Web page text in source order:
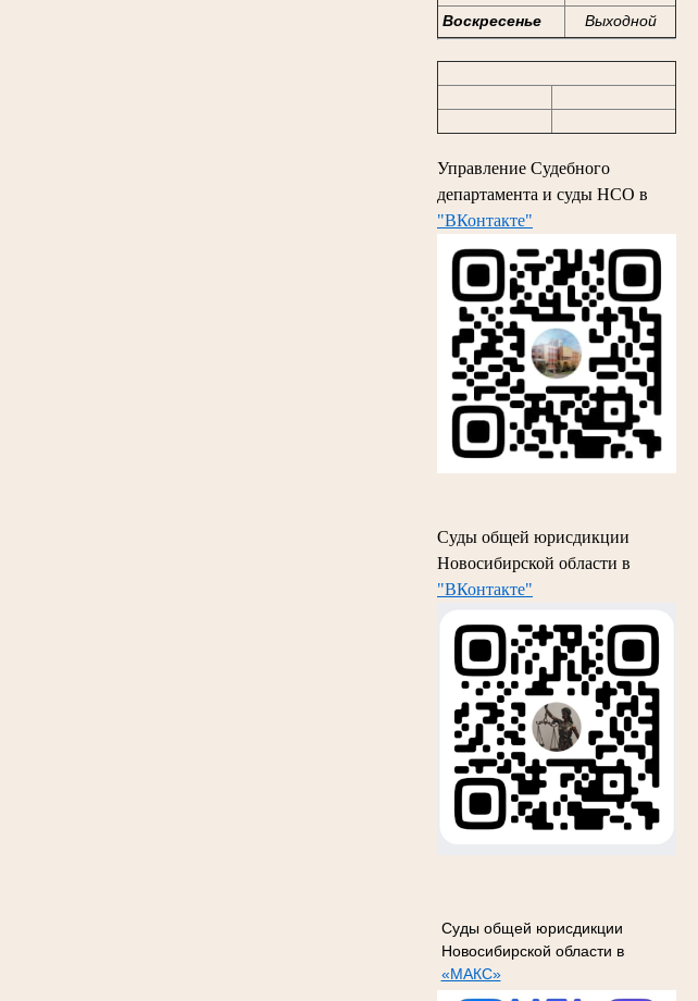
Воскресенье
Выходной
Управление Судебного
департамента и суды НСО в
"ВКонтакте"
Суды общей юрисдикции
Новосибирской области в
"ВКонтакте"
Суды общей юрисдикции
Новосибирской области в
«МАКС»